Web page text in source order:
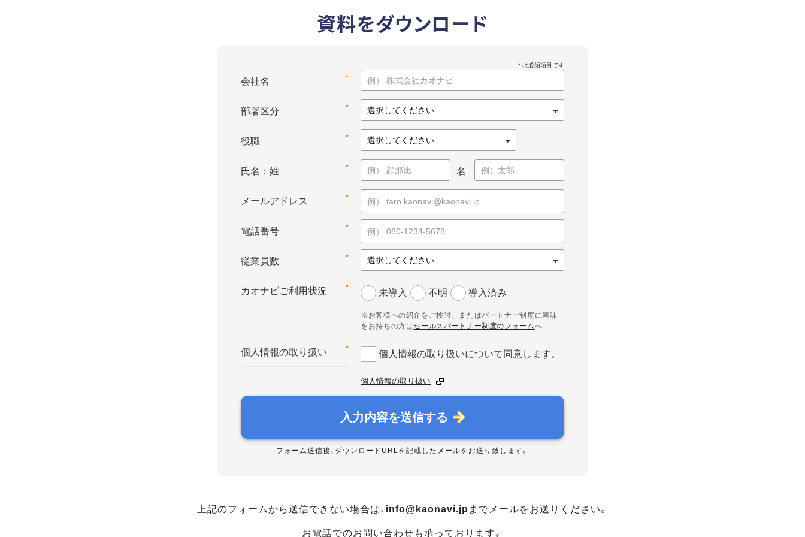
資料をダウンロード
*
会社名
*
部署区分
*
役職
*
氏名：姓 名
*
メールアドレス
*
電話番号
*
従業員数
*
カオナビご利用状況 未導入 不明 導入済み
※お客様への紹介をご検討、またはパートナー制度に興味
をお持ちの方はセールスパートナー制度のフォームへ
*
個人情報の取り扱い 個人情報の取り扱いについて同意します。
個人情報の取り扱い
入力内容を送信する
フォーム送信後、ダウンロードURLを記載したメールをお送り致します。
上記のフォームから送信できない場合は、 info@kaonavi.jp までメールをお送りください。
お電話でのお問い合わせも承っております。